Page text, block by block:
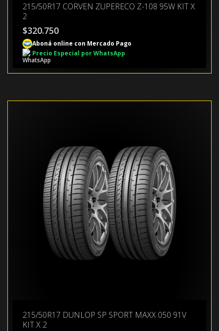
215/50R17 CORVEN ZUPERECO Z-108 95W KIT X
2
$320.750
Aboná online con Mercado Pago
Precio Especial por WhatsApp
215/50R17 DUNLOP SP SPORT MAXX 050 91V
KIT X 2